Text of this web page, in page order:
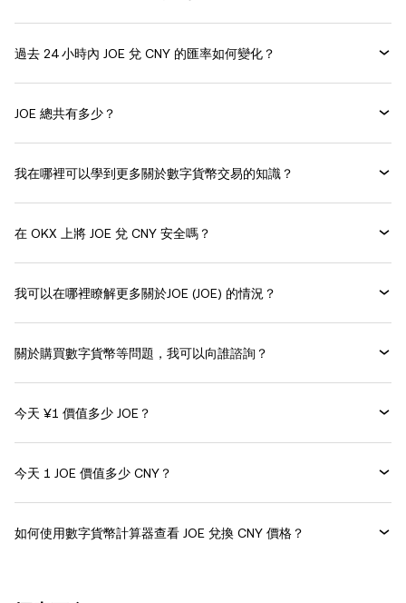
過去 24 小時內 JOE 兌 CNY 的匯率如何變化？
JOE 總共有多少？
我在哪裡可以學到更多關於數字貨幣交易的知識？
在 OKX 上將 JOE 兌 CNY 安全嗎？
我可以在哪裡瞭解更多關於JOE (JOE) 的情況？
關於購買數字貨幣等問題，我可以向誰諮詢？
今天 ¥1 價值多少 JOE？
今天 1 JOE 價值多少 CNY？
如何使用數字貨幣計算器查看 JOE 兌換 CNY 價格？